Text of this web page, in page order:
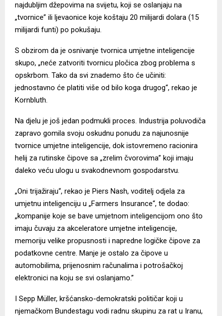
najdubljim džepovima na svijetu, koji se oslanjaju na
„tvornice” ili ljevaonice koje koštaju 20 milijardi dolara (15
milijardi funti) po pokušaju.
S obzirom da je osnivanje tvornica umjetne inteligencije
skupo, „neće zatvoriti tvornicu pločica zbog problema s
opskrbom. Tako da svi znademo što će učiniti:
jednostavno će platiti više od bilo koga drugog“, rekao je
Kornbluth.
Na djelu je još jedan podmukli proces. Industrija poluvodiča
zapravo gomila svoju oskudnu ponudu za najunosnije
tvornice umjetne inteligencije, dok istovremeno racionira
helij za rutinske čipove sa „zrelim čvorovima” koji imaju
daleko veću ulogu u svakodnevnom gospodarstvu.
„Oni trijažiraju“, rekao je Piers Nash, voditelj odjela za
umjetnu inteligenciju u „Farmers Insurance“, te dodao:
„kompanije koje se bave umjetnom inteligencijom ono što
imaju čuvaju za akceleratore umjetne inteligencije,
memoriju velike propusnosti i napredne logičke čipove za
podatkovne centre. Manje je ostalo za čipove u
automobilima, prijenosnim računalima i potrošačkoj
elektronici na koju se svi oslanjamo.”
I Sepp Müller, kršćansko-demokratski političar koji u
njemačkom Bundestagu vodi radnu skupinu za rat u Iranu,